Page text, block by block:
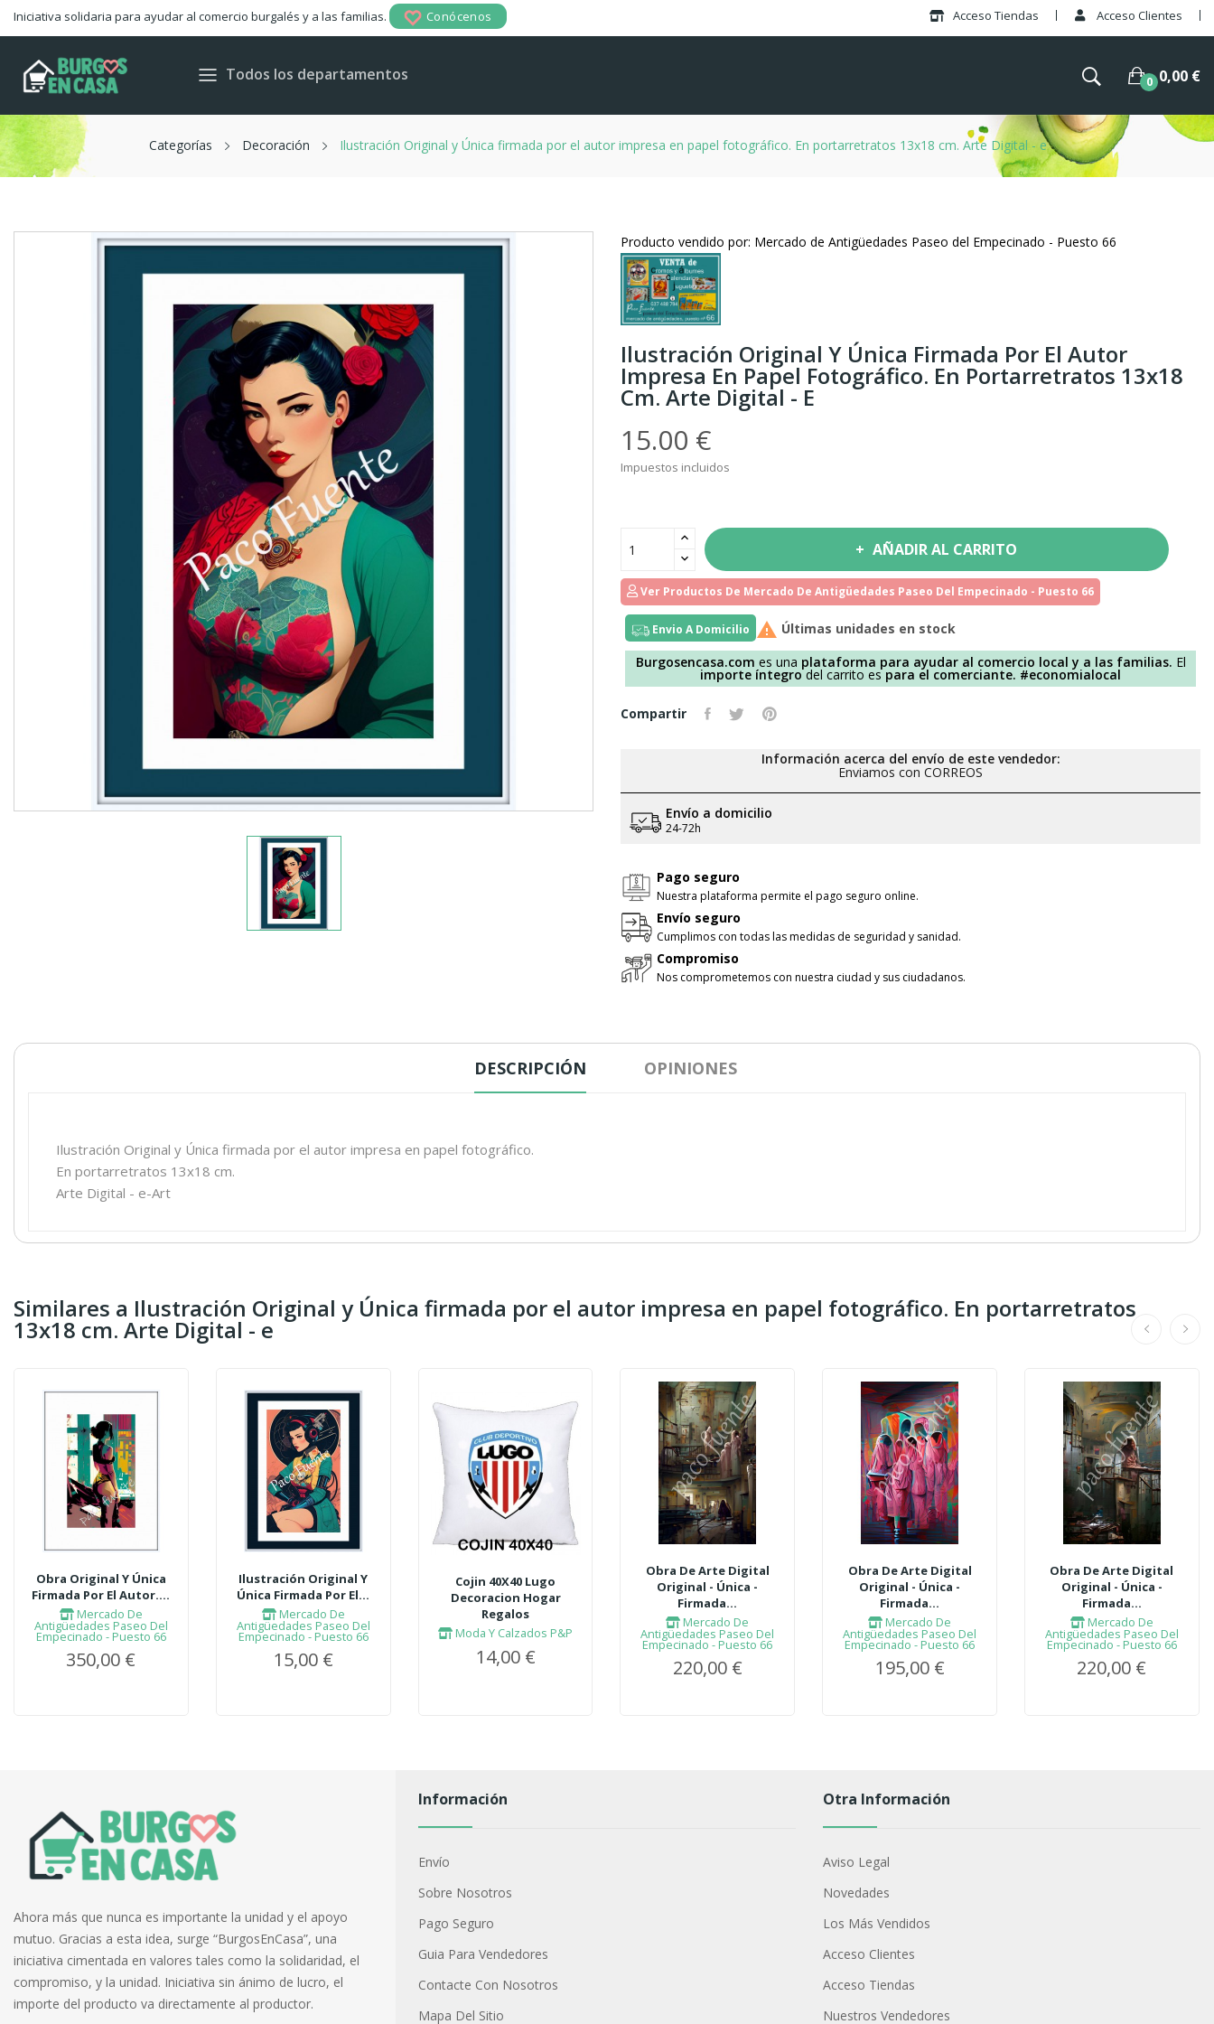
Acceso Clientes
Acceso Tiendas
Iniciativa solidaria para ayudar al comercio burgalés y a las familias. Conócenos
Todos los departamentos 0 0,00 €
Categorías Decoración Ilustración Original y Única firmada por el autor impresa en papel fotográfico. En portarretratos 13x18 cm. Arte Digital - e
Producto vendido por: Mercado de Antigüedades Paseo del Empecinado - Puesto 66
Ilustración Original Y Única Firmada Por El Autor
Impresa En Papel Fotográfico. En Portarretratos 13x18
Cm. Arte Digital - E
15.00 €
Impuestos incluidos
AÑADIR AL CARRITO
Ver Productos De Mercado De Antigüedades Paseo Del Empecinado - Puesto 66
Envio A Domicilio  Últimas unidades en stock
Burgosencasa.com es una plataforma para ayudar al comercio local y a las familias. El
importe íntegrodel carrito es para el comerciante. #economialocal
Compartir
Información acerca del envío de este vendedor:
Enviamos con CORREOS
Envío a domicilio
24-72h
Pago seguro
Nuestra plataforma permite el pago seguro online.
Envío seguro
Cumplimos con todas las medidas de seguridad y sanidad.
Compromiso
Nos comprometemos con nuestra ciudad y sus ciudadanos.
DESCRIPCIÓN OPINIONES
Ilustración Original y Única firmada por el autor impresa en papel fotográfico.
En portarretratos 13x18 cm.
Arte Digital - e-Art
Similares a Ilustración Original y Única firmada por el autor impresa en papel fotográfico. En portarretratos
13x18 cm. Arte Digital - e
Obra Original Y Única
Firmada Por El Autor....
Mercado De
Antigüedades Paseo Del
Empecinado - Puesto 66
350,00 €
Ilustración Original Y
Única Firmada Por El...
Mercado De
Antigüedades Paseo Del
Empecinado - Puesto 66
15,00 €
Cojin 40X40 Lugo
Decoracion Hogar
Regalos
Moda Y Calzados P&P
14,00 €
Obra De Arte Digital
Original - Única -
Firmada...
Mercado De
Antigüedades Paseo Del
Empecinado - Puesto 66
220,00 €
Obra De Arte Digital
Original - Única -
Firmada...
Mercado De
Antigüedades Paseo Del
Empecinado - Puesto 66
195,00 €
Obra De Arte Digital
Original - Única -
Firmada...
Mercado De
Antigüedades Paseo Del
Empecinado - Puesto 66
220,00 €
Ahora más que nunca es importante la unidad y el apoyo
mutuo. Gracias a esta idea, surge “BurgosEnCasa”, una
iniciativa cimentada en valores tales como la solidaridad, el
compromiso, y la unidad. Iniciativa sin ánimo de lucro, el
importe del producto va directamente al productor.
Información
Envío
Sobre Nosotros
Pago Seguro
Guia Para Vendedores
Contacte Con Nosotros
Mapa Del Sitio
Otra Información
Aviso Legal
Novedades
Los Más Vendidos
Acceso Clientes
Acceso Tiendas
Nuestros Vendedores